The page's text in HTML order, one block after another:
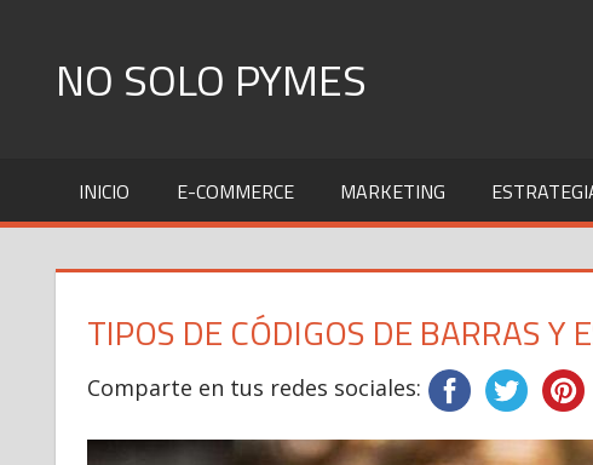
contentNO SOLO PYMES
que
una
saber
INICIO E-COMMERCE MARKETING
TIPOS DE CÓDIGOS DE BARRAS Y
Comparte en tus redes sociales: